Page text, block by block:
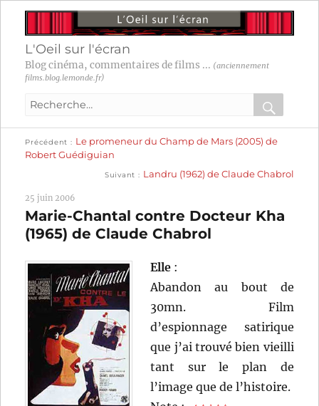
L'Oeil sur l'écran
Blog cinéma, commentaires de films ... (anciennement
films.blog.lemonde.fr)
Recherche
:
OK
Navigation
l’article
Précédent
précédente :
Le promeneur du Champ de Mars (2005) de
Robert Guédiguian
Suivant
suivante :
Landru (1962) de Claude Chabrol
25 juin 2006
Marie-Chantal contre Docteur Kha
(1965) de Claude Chabrol
Elle :
Abandon au bout de
30mn. Film
d’espionnage satirique
que j’ai trouvé bien vieilli
tant sur le plan de
l’image que de l’histoire.